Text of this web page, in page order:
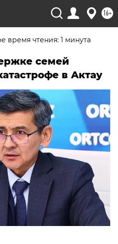
16+
время чтения: 1 минута
семей
в Актау